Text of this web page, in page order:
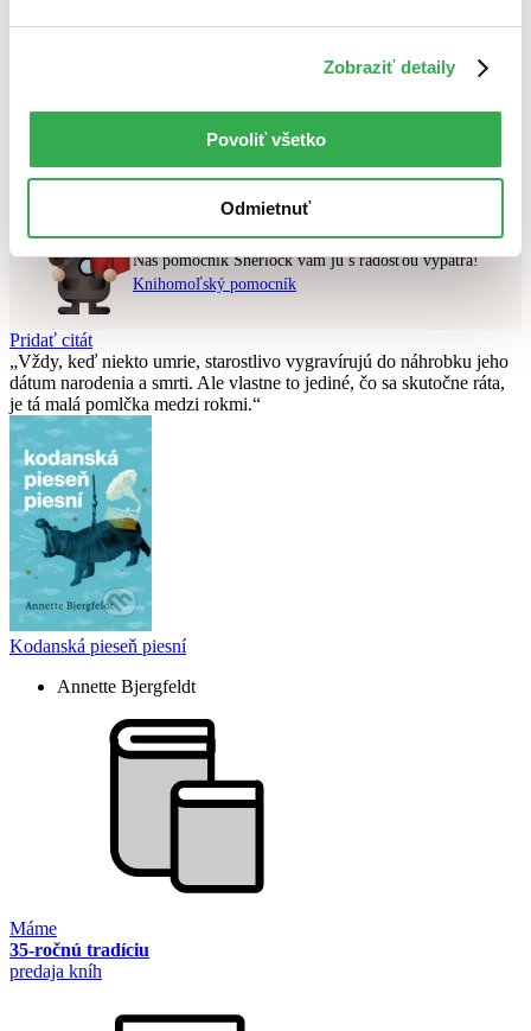
Zobraziť detaily
Povoliť všetko
Odmietnuť
Vydavateľstvo Eburyčítané verzie vypredaných kníh
vyhovujúci zadaným podmienkam.
Chcete poradiť knihu?
Náš pomocník Sherlock vám ju s radosťou vypátra!
Knihomoľský pomocník
Pridať citát
Vždy, keď niekto umrie, starostlivo vygravírujú do náhrobku jeho
dátum narodenia a smrti. Ale vlastne to jediné, čo sa skutočne ráta,
je tá malá pomlčka medzi rokmi.
Kodanská pieseň piesní
Annette Bjergfeldt
Máme
35-ročnú tradíciu
predaja kníh